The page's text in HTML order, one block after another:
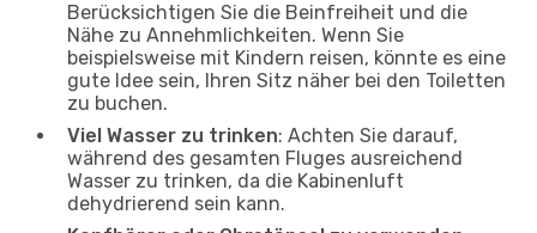
Berücksichtigen Sie die Beinfreiheit und die
Nähe zu Annehmlichkeiten. Wenn Sie
beispielsweise mit Kindern reisen, könnte es eine
gute Idee sein, Ihren Sitz näher bei den Toiletten
zu buchen.
Viel Wasser zu trinken: Achten Sie darauf,
während des gesamten Fluges ausreichend
Wasser zu trinken, da die Kabinenluft
dehydrierend sein kann.